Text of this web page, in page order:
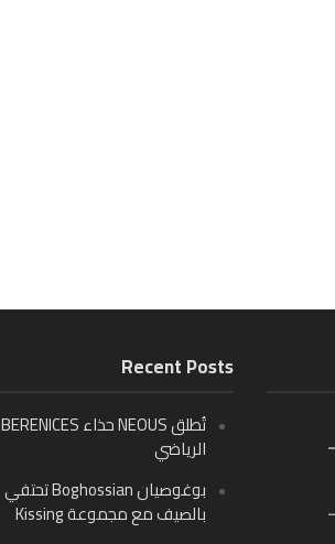
Recent Posts
تُطلق NEOUS حذاء BERENICES
الرياضي
بوغوصيان Boghossian تحتفي
بالصيف مع مجموعة Kissing